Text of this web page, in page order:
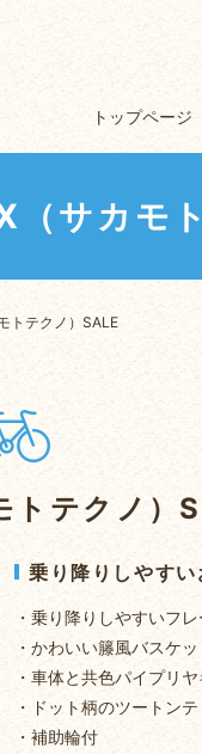
トップページ
（サカモ
トテクノ）SALE
トテクノ）
乗り降りしやす
・乗り降りしやすいフレ
・かわいい籐風バスケ
・車体と共色パイプリ
・ドット柄のツートン
・補助輪付